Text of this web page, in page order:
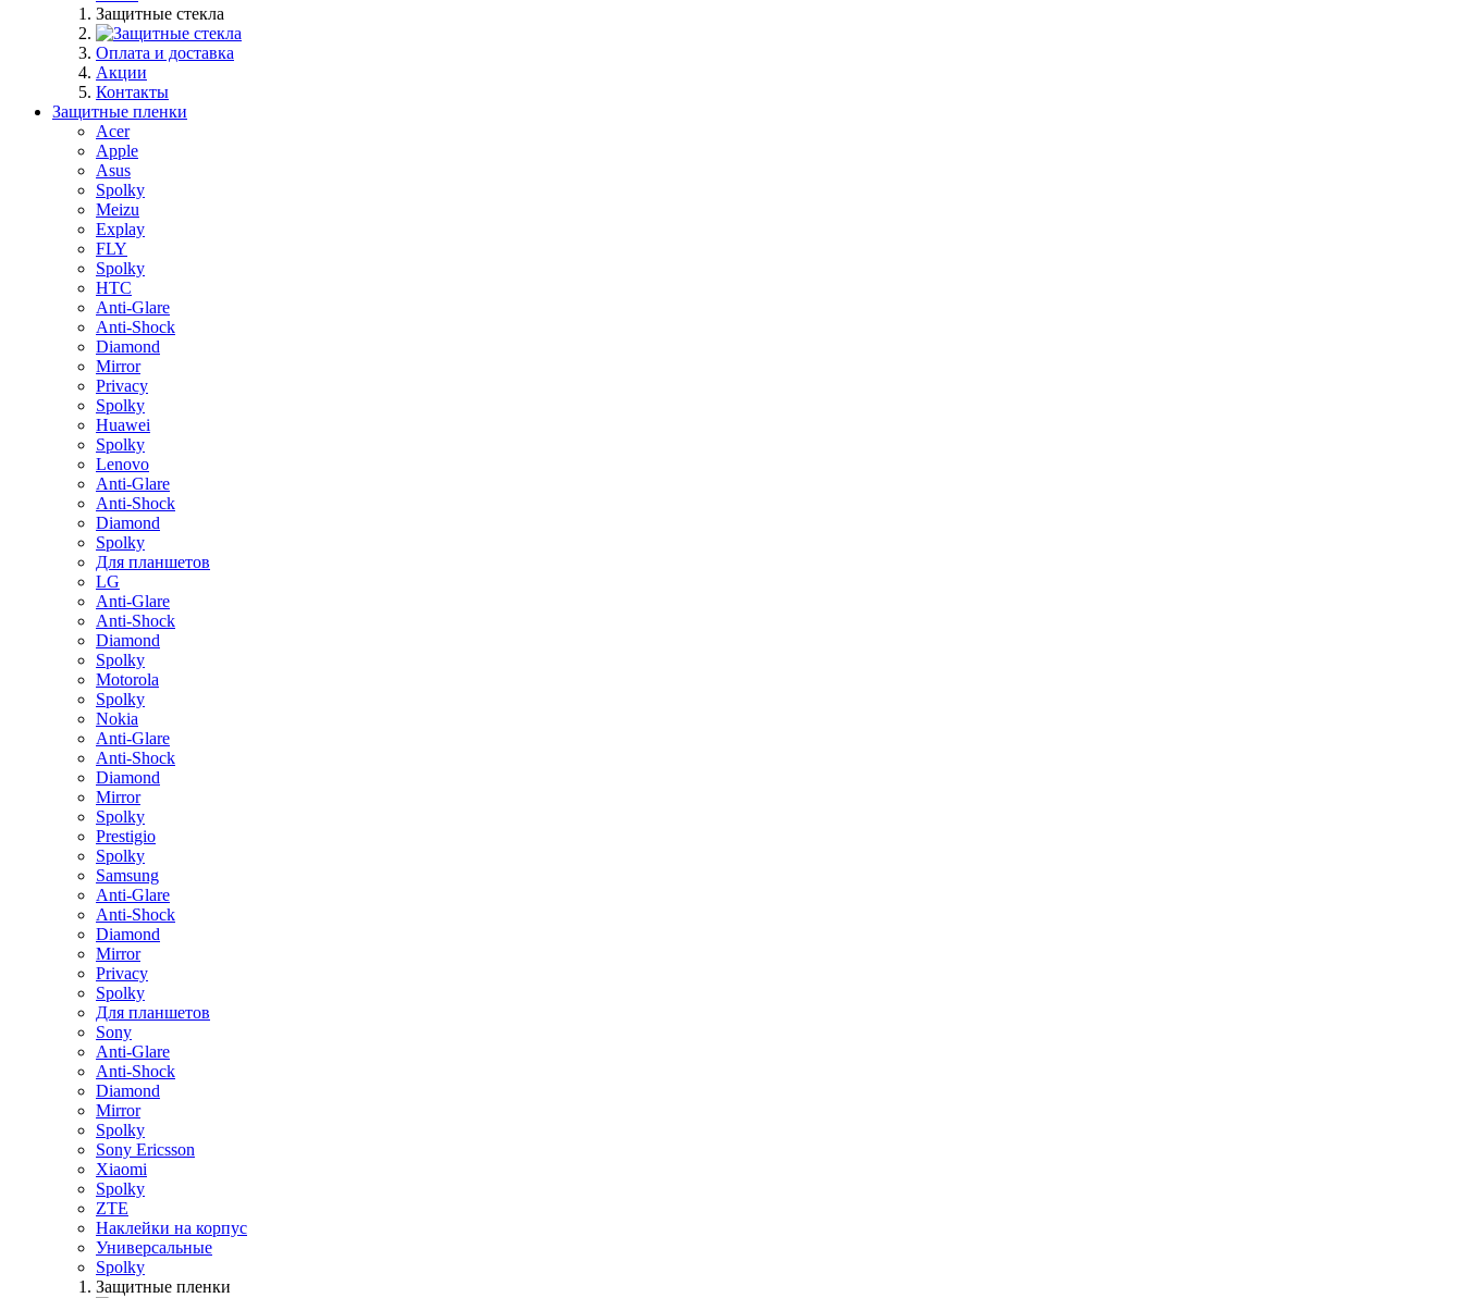
Защитные стекла
Оплата и доставка
Акции
Контакты
Защитные пленки
Acer
Apple
Asus
Spolky
Meizu
Explay
FLY
Spolky
HTC
Anti-Glare
Anti-Shock
Diamond
Mirror
Privacy
Spolky
Huawei
Spolky
Lenovo
Anti-Glare
Anti-Shock
Diamond
Spolky
Для планшетов
LG
Anti-Glare
Anti-Shock
Diamond
Spolky
Motorola
Spolky
Nokia
Anti-Glare
Anti-Shock
Diamond
Mirror
Spolky
Prestigio
Spolky
Samsung
Anti-Glare
Anti-Shock
Diamond
Mirror
Privacy
Spolky
Для планшетов
Sony
Anti-Glare
Anti-Shock
Diamond
Mirror
Spolky
Sony Ericsson
Xiaomi
Spolky
ZTE
Наклейки на корпус
Универсальные
Spolky
Защитные пленки